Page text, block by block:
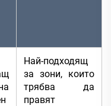
Най-подходящ
за зони, които
трябва да
правят